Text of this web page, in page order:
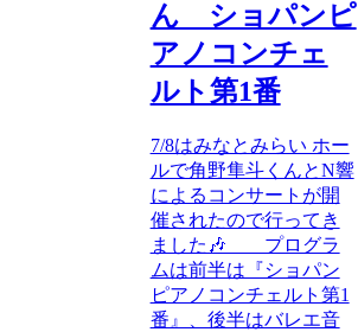
ん ショパンピ
アノコンチェ
ルト第1番
7/8はみなとみらい ホー
ルで角野隼斗くんとN響
によるコンサートが開
催されたので行ってき
ました🎶 プログラ
ムは前半は『ショパン
ピアノコンチェルト第1
番』、後半はバレエ音